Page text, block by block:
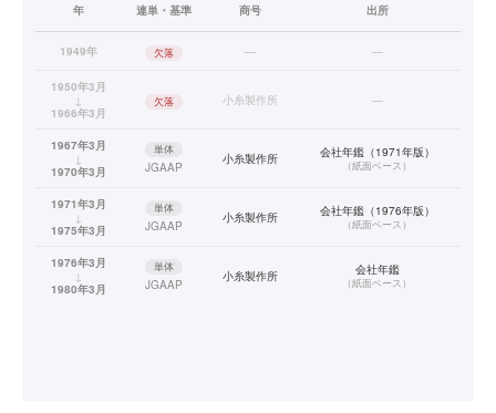
年 連単・基準 商号 出所
1949年 欠落 — —
1950年3月
↓
1966年3月
欠落 小糸製作所 —
1967年3月
↓
1970年3月
単体
JGAAP
小糸製作所 会社年鑑（1971年版）
（紙面ベース）
1971年3月
↓
1975年3月
単体
JGAAP
小糸製作所 会社年鑑（1976年版）
（紙面ベース）
1976年3月
↓
1980年3月
単体
JGAAP
小糸製作所 会社年鑑
（紙面ベース）